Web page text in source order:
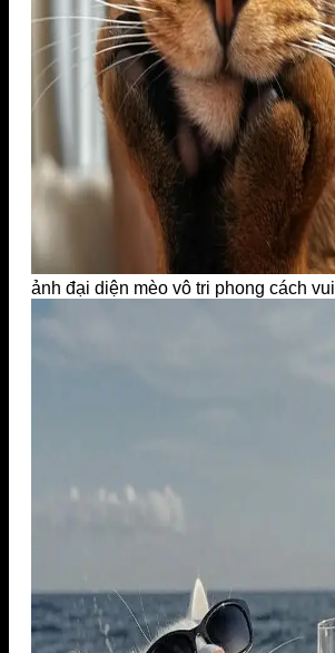
ảnh đại diện mèo vô tri phong cách vui